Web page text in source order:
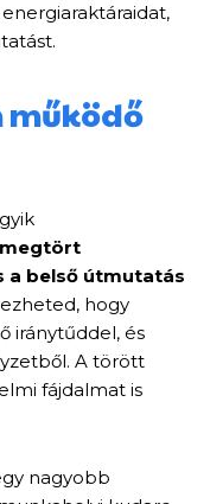
működő
megtört
a belső útmutatás
hogy
iránytűddel, és
A törött
fájdalmat is
nagyobb